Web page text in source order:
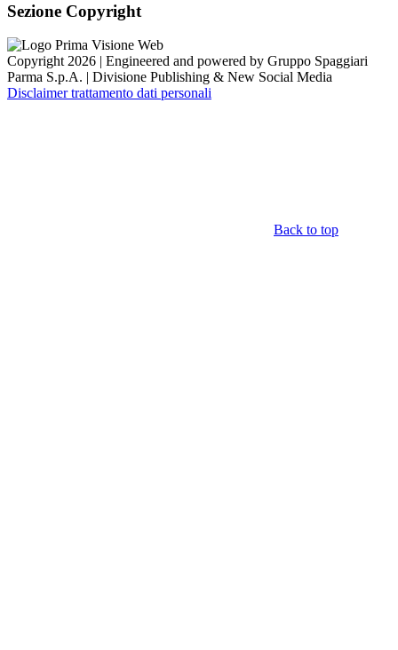
Sezione Copyright
Copyright 2026 | Engineered and powered by Gruppo Spaggiari
Parma S.p.A. | Divisione Publishing & New Social Media
Disclaimer trattamento dati personali
Back to top